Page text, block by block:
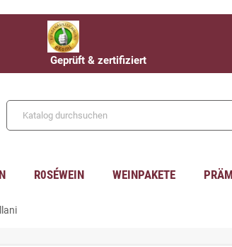
Geprüft & zertifiziert
R0SÉWEIN WEINPAKETE